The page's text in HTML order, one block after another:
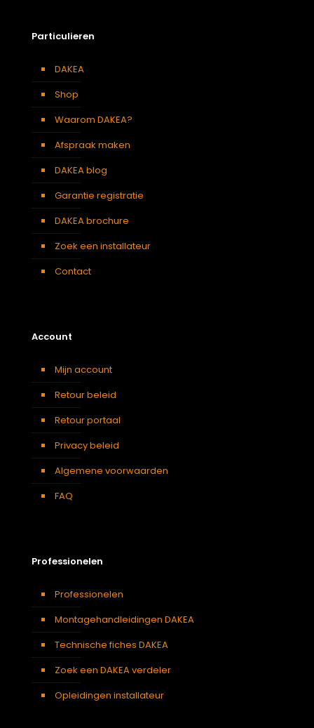
Particulieren
DAKEA
Shop
Waarom DAKEA?
Afspraak maken
DAKEA blog
Garantie registratie
DAKEA brochure
Zoek een installateur
Contact
Account
Mijn account
Retour beleid
Retour portaal
Privacy beleid
Algemene voorwaarden
FAQ
Professionelen
Professionelen
Montagehandleidingen DAKEA
Technische fiches DAKEA
Zoek een DAKEA verdeler
Opleidingen installateur